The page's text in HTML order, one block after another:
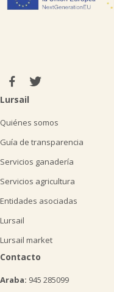
Lursail
Quiénes somos
Guía de transparencia
Servicios ganadería
Servicios agricultura
Entidades asociadas
Lursail
Lursail market
Contacto
Araba: 945 285099